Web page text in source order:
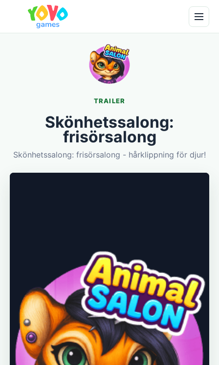
TRAILER
Skönhetssalong:
frisörsalong
Skönhetssalong: frisörsalong - hårklippning för djur!